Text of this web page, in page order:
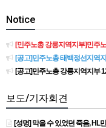
Notice
[민주노총 강릉지역지부]민주
[공고]민주노총 태백정선지역
[공고]민주노총 강릉지역지부
보도/기자회견
[성명] 막을 수 있었던 죽음, HL